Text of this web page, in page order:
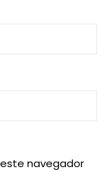
navegador